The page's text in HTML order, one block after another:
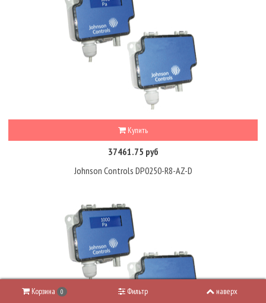
Купить
37461.75 руб
Johnson Controls DP0250-R8-AZ-D
Корзина 0 Фильтр наверх